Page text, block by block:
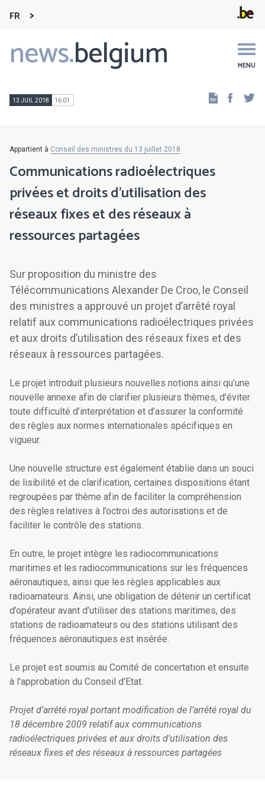
FR
news.belgium MENU
Main
navigation
13 JUIL 2018 16:01
Appartient à Conseil des ministres du 13 juillet 2018
Communications radioélectriques
privées et droits d’utilisation des
réseaux fixes et des réseaux à
ressources partagées
Sur proposition du ministre des
Télécommunications Alexander De Croo, le Conseil
des ministres a approuvé un projet d’arrêté royal
relatif aux communications radioélectriques privées
et aux droits d’utilisation des réseaux fixes et des
réseaux à ressources partagées.
Le projet introduit plusieurs nouvelles notions ainsi qu’une
nouvelle annexe afin de clarifier plusieurs thèmes, d’éviter
toute difficulté d’interprétation et d’assurer la conformité
des règles aux normes internationales spécifiques en
vigueur.
Une nouvelle structure est également établie dans un souci
de lisibilité et de clarification, certaines dispositions étant
regroupées par thème afin de faciliter la compréhension
des règles relatives à l’octroi des autorisations et de
faciliter le contrôle des stations.
En outre, le projet intègre les radiocommunications
maritimes et les radiocommunications sur les fréquences
aéronautiques, ainsi que les règles applicables aux
radioamateurs. Ainsi, une obligation de détenir un certificat
d’opérateur avant d’utiliser des stations maritimes, des
stations de radioamateurs ou des stations utilisant des
fréquences aéronautiques est insérée.
Le projet est soumis au Comité de concertation et ensuite
à l'approbation du Conseil d'Etat.
Projet d’arrêté royal portant modification de l’arrêté royal du
18 décembre 2009 relatif aux communications
radioélectriques privées et aux droits d’utilisation des
réseaux fixes et des réseaux à ressources partagées